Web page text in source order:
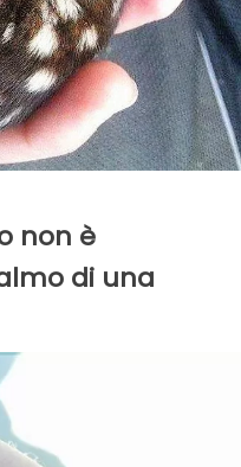
non è
di una